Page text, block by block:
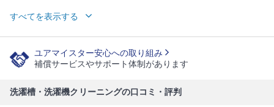
すべてを表示する
ユアマイスター安心への取り組み
補償サービスやサポート体制があります
洗濯槽・洗濯機クリーニングの口コミ・評判